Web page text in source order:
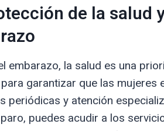
de la salud
embarazo, la salud es una
garantizar que las
periódicas y atención
puedes acudir a los